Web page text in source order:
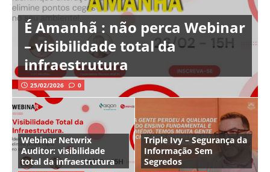
É Amanhã : não perca Webinar
– visibilidade total da
infraestrutura
25/02/2026 0
Webinar Netwrix
Auditor: visibilidade
total da infraestrutura
Triple Ivy – Segurança da
Informação Sem
Segredos